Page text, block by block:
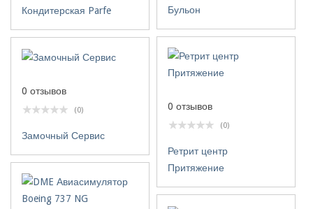
Бульон
Кондитерская Parfe
0 отзывов
(0)
Ретрит центр
Притяжение
0 отзывов
(0)
Замочный Сервис